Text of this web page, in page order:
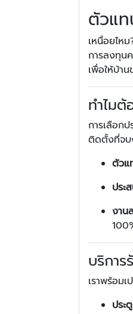
ตัวแ
เหนื่อยไห
การลงทุน
เพื่อให้บ้า
ทำไมต้
การเลือก
ติดตั้งที่จบ
ตัวแ
ประ
งาน
บริกา
เราพร้อม
ประ